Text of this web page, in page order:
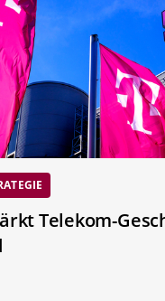
Telekom-